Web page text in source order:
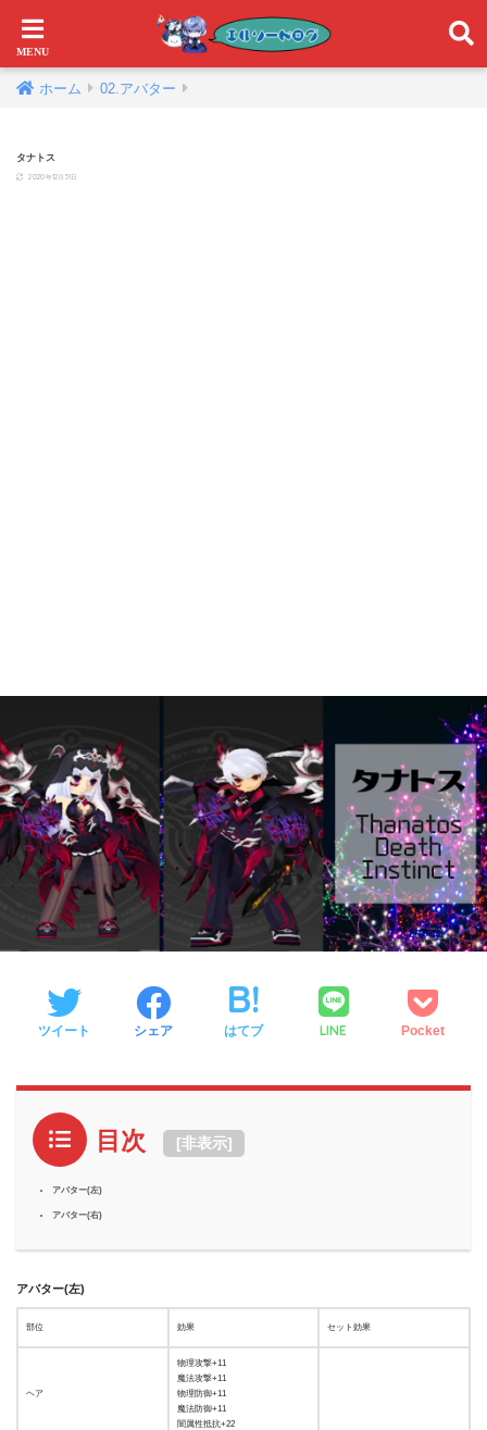
ホーム 02.アバター
タナトス
2020年12月31日
ツイート シェア はてブ LINE Pocket
目次 [非表示]
アバター(左)
アバター(右)
アバター(左)
部位 効果 セット効果
ヘア
物理攻撃+11
魔法攻撃+11
物理防御+11
魔法防御+11
闇属性抵抗+22